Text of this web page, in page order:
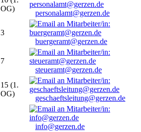
OG)
personalamt@gerzen.de
3
buergeramt@gerzen.de
7
steueramt@gerzen.de
15 (1.
OG)
geschaeftsleitung@gerzen.de
info@gerzen.de